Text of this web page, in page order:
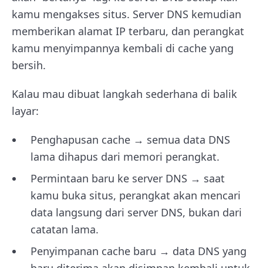
kamu mengakses situs. Server DNS kemudian
memberikan alamat IP terbaru, dan perangkat
kamu menyimpannya kembali di cache yang
bersih.
Kalau mau dibuat langkah sederhana di balik
layar:
Penghapusan cache → semua data DNS
lama dihapus dari memori perangkat.
Permintaan baru ke server DNS → saat
kamu buka situs, perangkat akan mencari
data langsung dari server DNS, bukan dari
catatan lama.
Penyimpanan cache baru → data DNS yang